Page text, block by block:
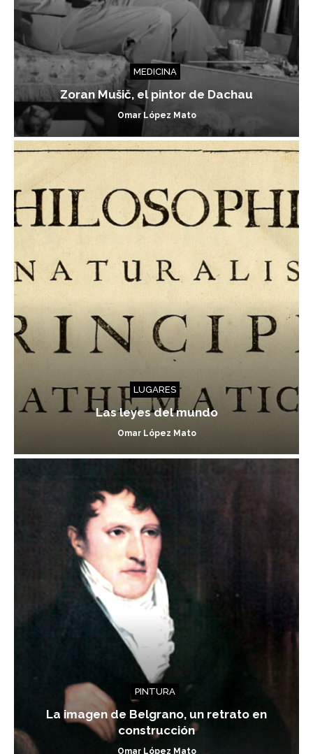
MEDICINA
Zoran Mušič, el pintor de Dachau
Omar López Mato
LUGARES
Las leyes del mundo
Omar López Mato
PINTURA
La imagen de Belgrano, un retrato en
construcción
Omar López Mato